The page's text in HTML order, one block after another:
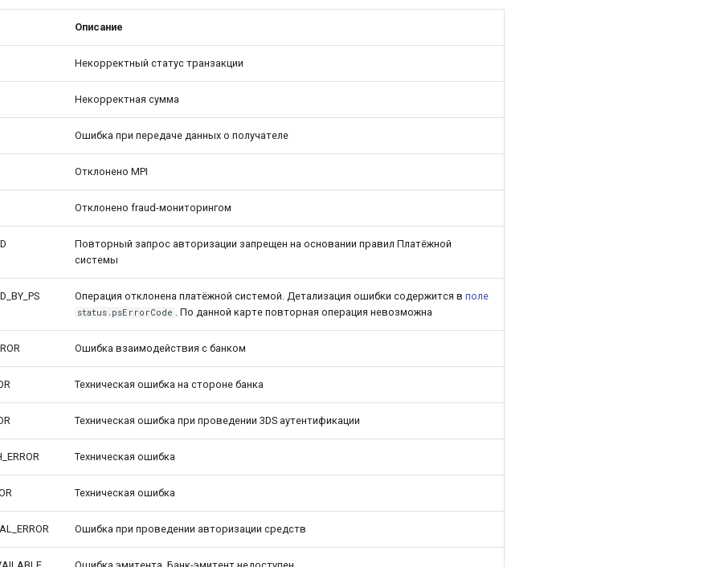
Описание
Некорректный статус транзакции
Некорректная сумма
Ошибка при передаче данных о получателе
Отклонено MPI
Отклонено fraud-мониторингом
Повторный запрос авторизации запрещен на основании правил Платёжной
системы
Операция отклонена платёжной системой. Детализация ошибки содержится в поле
status.psErrorCode . По данной карте повторная операция невозможна
Ошибка взаимодействия с банком
Техническая ошибка на стороне банка
Техническая ошибка при проведении 3DS аутентификации
Техническая ошибка
Техническая ошибка
Ошибка при проведении авторизации средств